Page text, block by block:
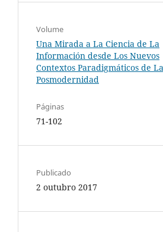
Volume
Una Mirada a La Ciencia de La
Información desde Los Nuevos
Contextos Paradigmáticos de La
Posmodernidad
Páginas
71-102
Publicado
2 outubro 2017